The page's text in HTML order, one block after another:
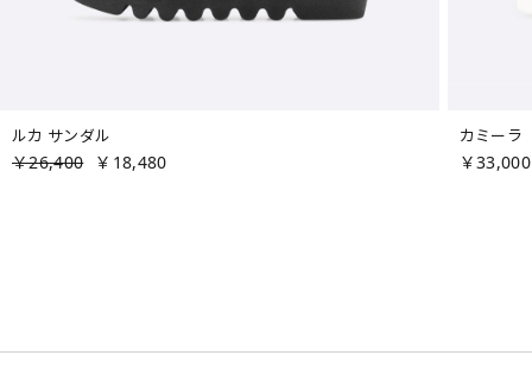
ルカ サンダル
￥26,400 ￥18,480
カミーラ
￥33,000